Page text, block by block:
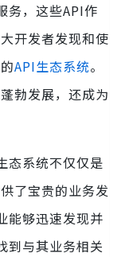
务，这些API作
开发者发现和使
API生态系统。
勃发展，还成为
态系统不仅仅是
了宝贵的业务发
能够迅速发现并
到与其业务相关